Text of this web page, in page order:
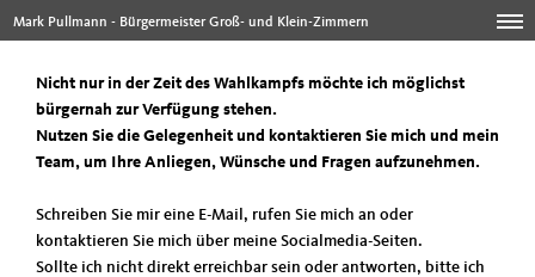
Mark Pullmann - Bürgermeister Groß- und Klein-Zimmern
Nicht nur in der Zeit des Wahlkampfs möchte ich möglichst
bürgernah zur Verfügung stehen.
Nutzen Sie die Gelegenheit und kontaktieren Sie mich und mein
Team, um Ihre Anliegen, Wünsche und Fragen aufzunehmen.
Schreiben Sie mir eine E-Mail, rufen Sie mich an oder
kontaktieren Sie mich über meine Socialmedia-Seiten.
Sollte ich nicht direkt erreichbar sein oder antworten, bitte ich